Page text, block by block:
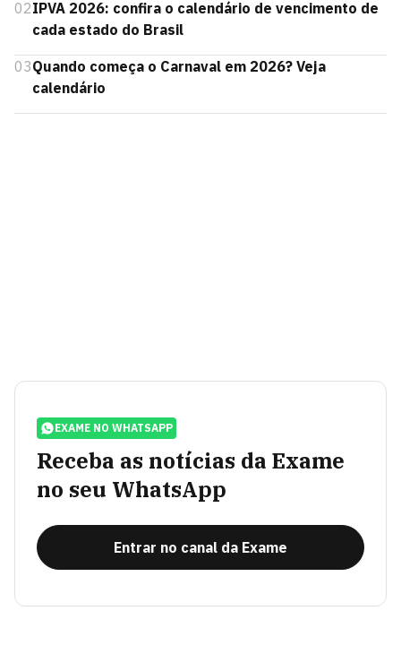
02IPVA 2026: confira o calendário de vencimento de
cada estado do Brasil
03Quando começa o Carnaval em 2026? Veja
calendário
EXAME NO WHATSAPP
Receba as notícias da Exame
no seu WhatsApp
Entrar no canal da Exame